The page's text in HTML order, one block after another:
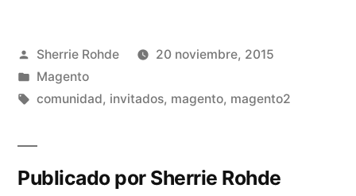
Publicado
por
Sherrie Rohde
20 noviembre, 2015
Publicado
en
Magento
Etiquetas:
comunidad, invitados, magento, magento2
Publicado por Sherrie Rohde